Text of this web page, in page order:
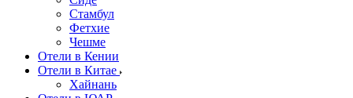
Стамбул
Фетхие
Чешме
Отели в Кении
Отели в Китае
Хайнань